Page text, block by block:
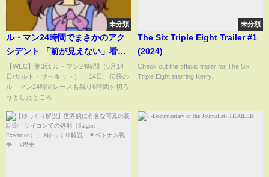
未分類
ル・マン24時間でまさかのアク
シデント 「前が見えない」看板
激突も“抱えながら”激走、衝撃
光景に中継騒然(ABEMA TIMES)
【WEC】第3戦 ル・マン24時間（6月14
日/サルト・サーキット） 14日、伝統の
ル・マン24時間レースも残り6時間を切ろ
うとしたところ...
未分類
The Six Triple Eight Trailer #1
(2024)
Check out the official trailer for The Six
Triple Eight starring Kerry...